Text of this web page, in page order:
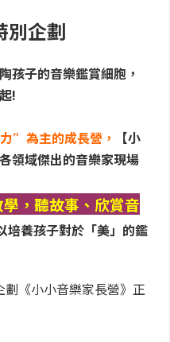
別企劃
孩子的音樂鑑賞細胞，
!
”為主的成長營，
【小
領域傑出的音樂家現場
，聽故事、欣賞音
培養孩子對於「美」的鑑
《小小音樂家長營》正